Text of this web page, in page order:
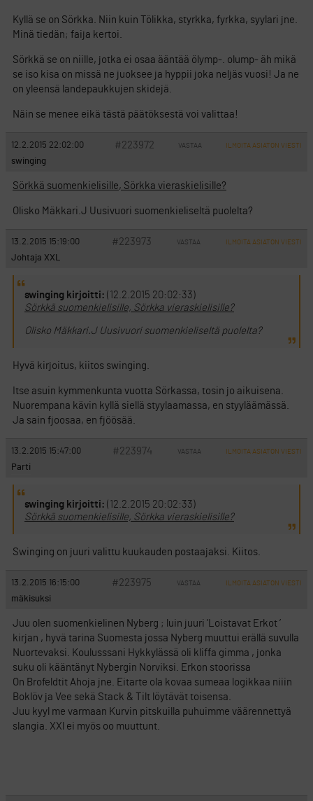
Kyllä se on Sörkka. Niin kuin Tölikka, styrkka, fyrkka, syylari jne.
Minä tiedän; faija kertoi.
Sörkkä se on niille, jotka ei osaa ääntää ölymp-. olump- äh mikä
se iso kisa on missä ne juoksee ja hyppii joka neljäs vuosi! Ja ne
on yleensä landepaukkujen skidejä.
Näin se menee eikä tästä päätöksestä voi valittaa!
12.2.2015 22:02:00 #223972 VASTAA ILMOITA ASIATON VIESTI
swinging
Sörkkä suomenkielisille, Sörkka vieraskielisille?
Olisko Mäkkari.J Uusivuori suomenkieliseltä puolelta?
13.2.2015 15:19:00 #223973 VASTAA ILMOITA ASIATON VIESTI
Johtaja XXL
swinging kirjoitti: (12.2.2015 20:02:33)
Sörkkä suomenkielisille, Sörkka vieraskielisille?
Olisko Mäkkari.J Uusivuori suomenkieliseltä puolelta?
Hyvä kirjoitus, kiitos swinging.
Itse asuin kymmenkunta vuotta Sörkassa, tosin jo aikuisena.
Nuorempana kävin kyllä siellä styylaamassa, en styyläämässä.
Ja sain fjoosaa, en fjöösää.
13.2.2015 15:47:00 #223974 VASTAA ILMOITA ASIATON VIESTI
Parti
swinging kirjoitti: (12.2.2015 20:02:33)
Sörkkä suomenkielisille, Sörkka vieraskielisille?
Swinging on juuri valittu kuukauden postaajaksi. Kiitos.
13.2.2015 16:15:00 #223975 VASTAA ILMOITA ASIATON VIESTI
mäkisuksi
Juu olen suomenkielinen Nyberg ; luin juuri ’Loistavat Erkot ’
kirjan , hyvä tarina Suomesta jossa Nyberg muuttui erällä suvulla
Nuortevaksi. Koulusssani Hykkylässä oli kliffa gimma , jonka
suku oli kääntänyt Nybergin Norviksi. Erkon stoorissa
On Brofeldtit Ahoja jne. Eitarte ola kovaa sumeaa logikkaa niiin
Boklöv ja Vee sekä Stack & Tilt löytävät toisensa.
Juu kyyl me varmaan Kurvin pitskuilla puhuimme väärennettyä
slangia. XXl ei myös oo muuttunt.